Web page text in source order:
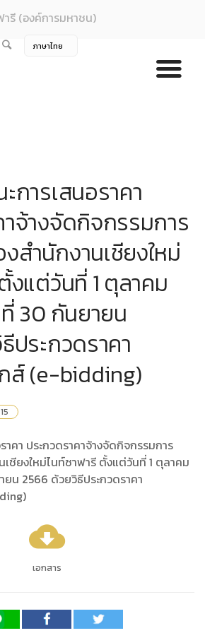
ารี (องค์การมหาชน)
การเสนอราคา
จ้างจัดกิจกรรมการ
สำนักงานเชียงใหม่
งแต่วันที่ 1 ตุลาคม
30 กันยายน
ประกวดราคา
ส์ (e-bidding)
าคา ประกวดราคาจ้างจัดกิจกรรมการ
ชียงใหม่ไนท์ซาฟารี ตั้งแต่วันที่ 1 ตุลาคม
น 2566 ด้วยวิธีประกวดราคา
cloud_download
เอกสาร